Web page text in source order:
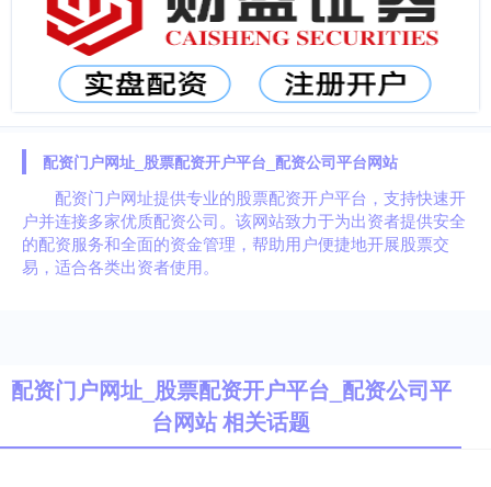
配资门户网址_股票配资开户平台_配资公司平台网站
配资门户网址提供专业的股票配资开户平台，支持快速开
户并连接多家优质配资公司。该网站致力于为出资者提供安全
的配资服务和全面的资金管理，帮助用户便捷地开展股票交
易，适合各类出资者使用。
配资门户网址_股票配资开户平台_配资公司平
台网站 相关话题